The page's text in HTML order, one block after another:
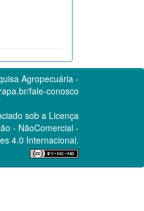
Agropecuária -
fale-conosco
sob a Licença
- NãoComercial -
4.0 Internacional.